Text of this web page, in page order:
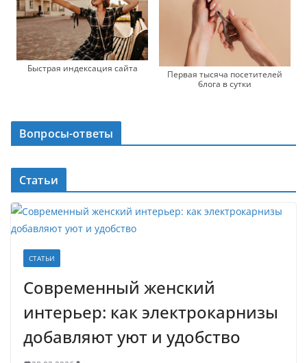
Быстрая индексация сайта
Первая тысяча посетителей
блога в сутки
Вопросы-ответы
Статьи
СТАТЬИ
Современный женский
интерьер: как электрокарнизы
добавляют уют и удобство